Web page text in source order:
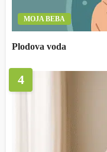
MOJA BEBA
Plodova voda
4